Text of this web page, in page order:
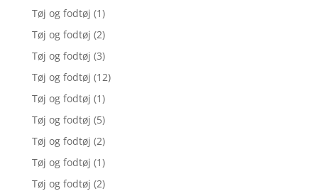
Tøj og fodtøj (1)
Tøj og fodtøj (2)
Tøj og fodtøj (3)
Tøj og fodtøj (12)
Tøj og fodtøj (1)
Tøj og fodtøj (5)
Tøj og fodtøj (2)
Tøj og fodtøj (1)
Tøj og fodtøj (2)